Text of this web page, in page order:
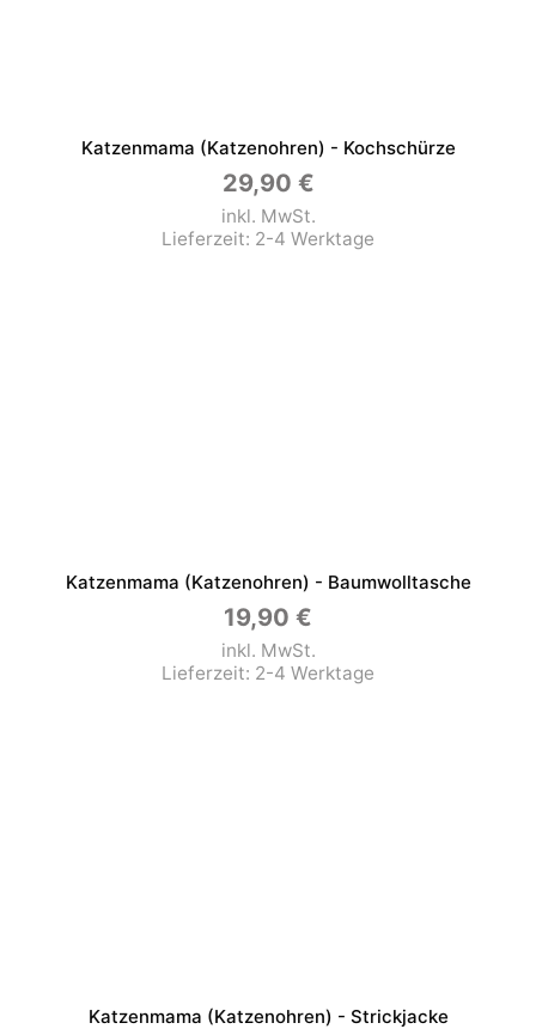
Katzenmama (Katzenohren) - Kochschürze
29,90 €
inkl. MwSt.
Lieferzeit: 2-4 Werktage
Katzenmama (Katzenohren) - Baumwolltasche
19,90 €
inkl. MwSt.
Lieferzeit: 2-4 Werktage
Katzenmama (Katzenohren) - Strickjacke